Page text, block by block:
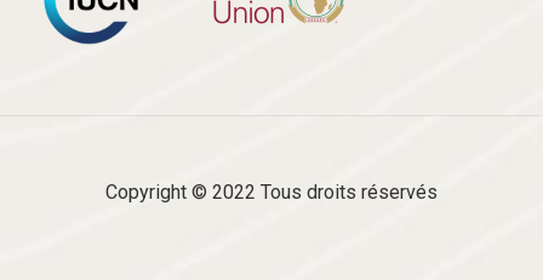
Copyright © 2022 Tous droits réservés